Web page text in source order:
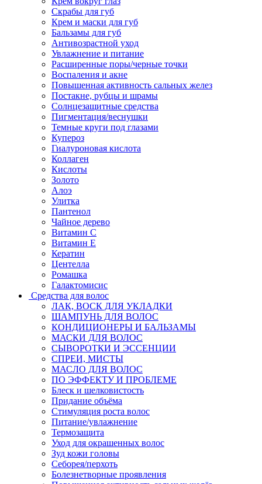
Скрабы для губ
Крем и маски для губ
Бальзамы для губ
Антивозрастной уход
Увлажнение и питание
Расширенные поры/черные точки
Воспаления и акне
Повышенная активность сальных желез
Постакне, рубцы и шрамы
Солнцезащитные средства
Пигментация/веснушки
Темные круги под глазами
Купероз
Гиалуроновая кислота
Коллаген
Кислоты
Золото
Алоэ
Улитка
Пантенол
Чайное дерево
Витамин C
Витамин Е
Кератин
Центелла
Ромашка
Галактомисис
Средства для волос
ЛАК, ВОСК ДЛЯ УКЛАДКИ
ШАМПУНЬ ДЛЯ ВОЛОС
КОНДИЦИОНЕРЫ И БАЛЬЗАМЫ
МАСКИ ДЛЯ ВОЛОС
СЫВОРОТКИ И ЭССЕНЦИИ
СПРЕИ, МИСТЫ
МАСЛО ДЛЯ ВОЛОС
ПО ЭФФЕКТУ И ПРОБЛЕМЕ
Блеск и шелковистость
Придание объёма
Стимуляция роста волос
Питание/увлажнение
Термозащита
Уход для окрашенных волос
Зуд кожи головы
Себорея/перхоть
Болезнетворные проявления